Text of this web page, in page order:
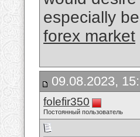
especially
forex market
09.08.2023,
folefir350
Постоянный пользователь